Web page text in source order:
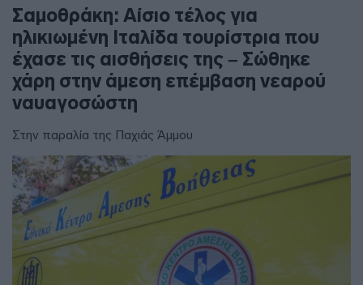
Σαμοθράκη: Αίσιο τέλος για
ηλικιωμένη Ιταλίδα τουρίστρια που
έχασε τις αισθήσεις της – Σώθηκε
χάρη στην άμεση επέμβαση νεαρού
ναυαγοσώστη
Στην παραλία της Παχιάς Άμμου